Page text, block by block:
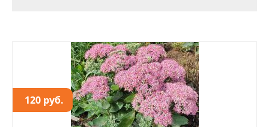
120 руб.